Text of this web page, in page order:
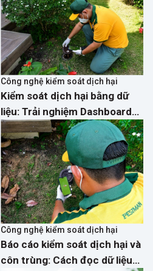
Công nghệ kiểm soát dịch hại
Kiểm soát dịch hại bằng dữ
liệu: Trải nghiệm Dashboard
phân tích thời gian thực trên
App PestMan
Công nghệ kiểm soát dịch hại
Báo cáo kiểm soát dịch hại và
côn trùng: Cách đọc dữ liệu